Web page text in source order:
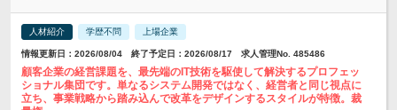
人材紹介 学歴不問 上場企業
情報更新日：2026/08/04 終了予定日：2026/08/17 求人管理No. 485486
顧客企業の経営課題を、最先端のIT技術を駆使して解決するプロフェッ
ショナル集団です。単なるシステム開発ではなく、経営者と同じ視点に
立ち、事業戦略から踏み込んで改革をデザインするスタイルが特徴。裁